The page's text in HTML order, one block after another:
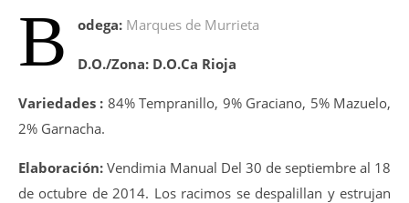
B odega: Marques de Murrieta
D.O./Zona: D.O.Ca Rioja
Variedades : 84% Tempranillo, 9% Graciano, 5% Mazuelo,
2% Garnacha.
Elaboración: Vendimia Manual Del 30 de septiembre al 18
de octubre de 2014. Los racimos se despalillan y estrujan